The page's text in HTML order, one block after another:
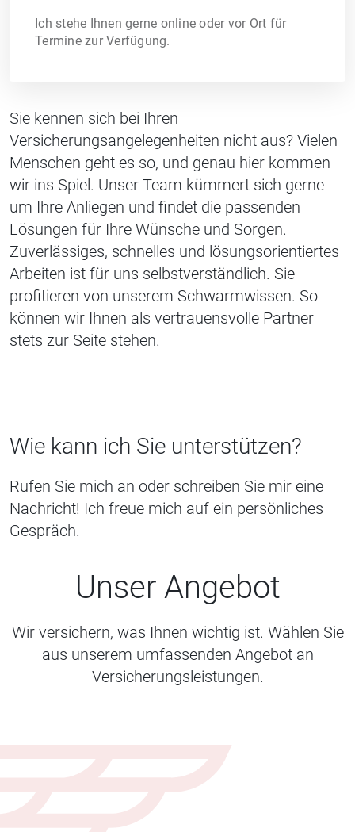
Ich stehe Ihnen gerne online oder vor Ort für
Termine zur Verfügung.
Sie kennen sich bei Ihren
Versicherungsangelegenheiten nicht aus? Vielen
Menschen geht es so, und genau hier kommen
wir ins Spiel. Unser Team kümmert sich gerne
um Ihre Anliegen und findet die passenden
Lösungen für Ihre Wünsche und Sorgen.
Zuverlässiges, schnelles und lösungsorientiertes
Arbeiten ist für uns selbstverständlich. Sie
profitieren von unserem Schwarmwissen. So
können wir Ihnen als vertrauensvolle Partner
stets zur Seite stehen.
Wie kann ich Sie unterstützen?
Rufen Sie mich an oder schreiben Sie mir eine
Nachricht! Ich freue mich auf ein persönliches
Gespräch.
Unser Angebot
Wir versichern, was Ihnen wichtig ist. Wählen Sie
aus unserem umfassenden Angebot an
Versicherungsleistungen.